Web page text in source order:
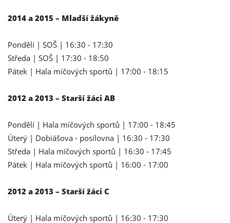
2014 a 2015 – Mladší žákyně
Pondělí | SOŠ | 16:30 - 17:30
Středa | SOŠ | 17:30 - 18:50
Pátek | Hala míčových sportů | 17:00 - 18:15
2012 a 2013 – Starší žáci AB
Pondělí | Hala míčových sportů | 17:00 - 18:45
Úterý | Dobiášova - posilovna | 16:30 - 17:30
Středa | Hala míčových sportů | 16:30 - 17:45
Pátek | Hala míčových sportů | 16:00 - 17:00
2012 a 2013 – Starší žáci C
Úterý | Hala míčových sportů | 16:30 - 17:30